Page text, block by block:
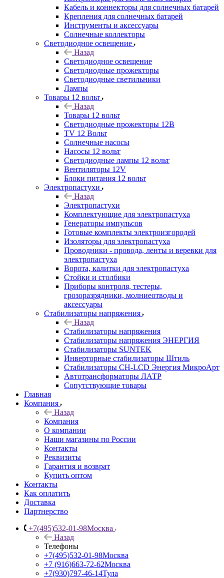
Кабель и коннекторы для солнечных батарей
Крепления для солнечных батарей
Инструменты и аксессуары
Солнечные коллекторы
Светодиодное освещение
Назад
Светодиодное освещение
Светодиодные прожекторы
Светодиодные светильники
Лампы
Товары 12 вольт
Назад
Товары 12 вольт
Светодиодные прожекторы 12В
TV 12 Вольт
Солнечные насосы
Насосы 12 вольт
Светодиодные лампы 12 вольт
Вентиляторы 12V
Блоки питания 12 вольт
Электропастухи
Назад
Электропастухи
Комплектующие для электропастуха
Генераторы импульсов
Готовые комплекты электроизгородей
Изоляторы для электропастуха
Проводники - провода, ленты и веревки для
электропастуха
Ворота, калитки для электропастуха
Стойки и столбики
Приборы контроля, тестеры,
грозоразрядники, молниеотводы и
аксессуары
Стабилизаторы напряжения
Назад
Стабилизаторы напряжения
Стабилизаторы напряжения ЭНЕРГИЯ
Стабилизаторы SUNTEK
Инверторные стабилизаторы Штиль
Стабилизаторы СН-LCD Энepгия МикроАрт
Автотрансформаторы ЛАТР
Сопутствующие товары
Главная
Компания
Назад
Компания
О компании
Наши магазины по России
Контакты
Реквизиты
Гарантия и возврат
Купить оптом
Контакты
Как оплатить
Доставка
Партнерство
+7(495)532-01-98Москва
Назад
Телефоны
+7(495)532-01-98Москва
+7 (916)663-72-62Москва
+7(930)797-46-14Тула